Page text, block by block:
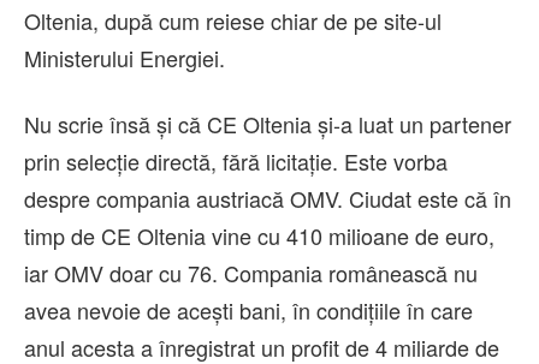
Oltenia, după cum reiese chiar de pe site-ul
Ministerului Energiei.
Nu scrie însă și că CE Oltenia și-a luat un partener
prin selecție directă, fără licitație. Este vorba
despre compania austriacă OMV. Ciudat este că în
timp de CE Oltenia vine cu 410 milioane de euro,
iar OMV doar cu 76. Compania românească nu
avea nevoie de acești bani, în condițiile în care
anul acesta a înregistrat un profit de 4 miliarde de